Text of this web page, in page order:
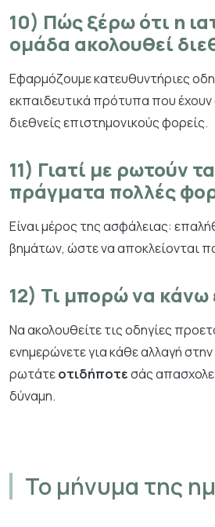
10) Πώς ξέρω ότι η
ομάδα ακολουθεί
Εφαρμόζουμε κατευθυντήριες
εκπαιδευτικά πρότυπα που
διεθνείς επιστημονικούς φορείς.
11) Γιατί με ρωτούν
πράγματα πολλές
Είναι μέρος της ασφάλειας:
βημάτων, ώστε να αποκλείονται
12) Τι μπορώ να κάνω
Να ακολουθείτε τις οδηγίες
ενημερώνετε για κάθε αλλαγή στην
ρωτάτεοτιδήποτεσάς
δύναμη.
Το μήνυμα της